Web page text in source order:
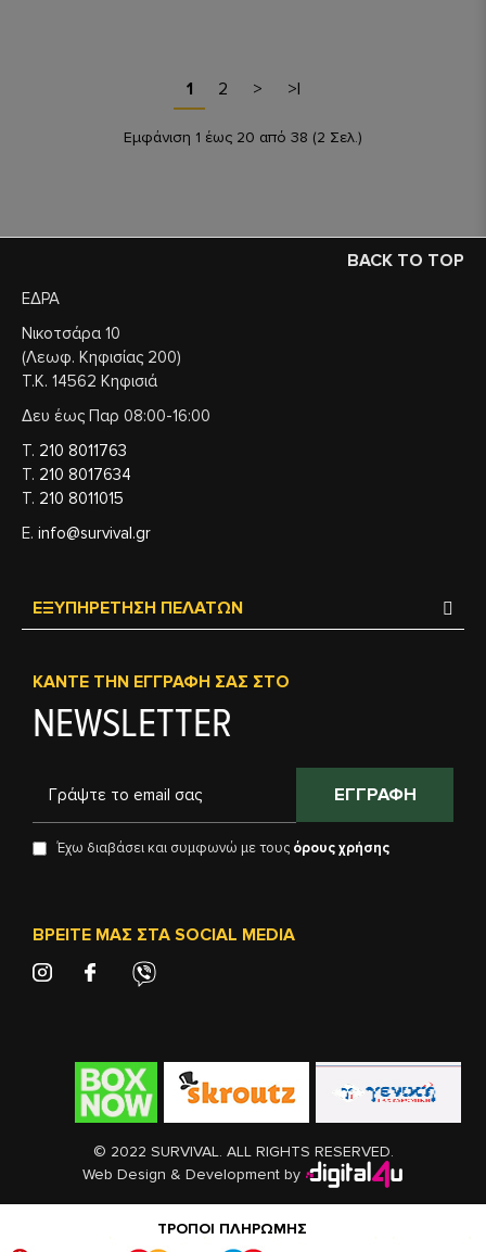
1 2 > >|
Εμφάνιση 1 έως 20 από 38 (2 Σελ.)
BACK TO TOP
ΕΔΡΑ
Νικοτσάρα 10
(Λεωφ. Κηφισίας 200)
Τ.Κ. 14562 Κηφισιά
Δευ έως Παρ 08:00-16:00
Τ. 210 8011763
Τ. 210 8017634
Τ. 210 8011015
Ε. info@survival.gr
ΕΞΥΠΗΡΈΤΗΣΗ ΠΕΛΑΤΏΝ
ΚΆΝΤΕ ΤΗΝ ΕΓΓΡΑΦΉ ΣΑΣ ΣΤΟ
NEWSLETTER
ΕΓΓΡΑΦΉ
Έχω διαβάσει και συμφωνώ με τους όρους χρήσης
ΒΡΕΊΤΕ ΜΑΣ ΣΤΑ SOCIAL MEDIA
© 2022 SURVIVAL. ALL RIGHTS RESERVED.
Web Design & Development by
ΤΡΌΠΟΙ ΠΛΗΡΩΜΉΣ